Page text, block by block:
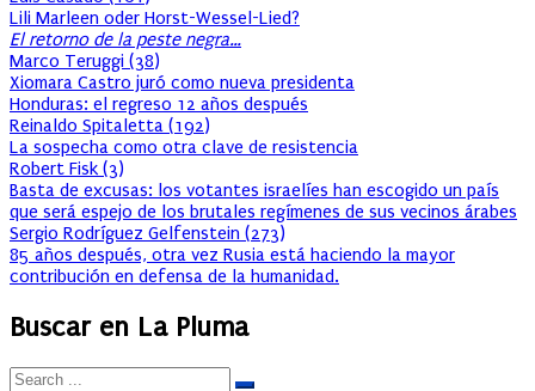
Lili Marleen oder Horst-Wessel-Lied?
El retorno de la peste negra…
Marco Teruggi (38)
Xiomara Castro juró como nueva presidenta
Honduras: el regreso 12 años después
Reinaldo Spitaletta (192)
La sospecha como otra clave de resistencia
Robert Fisk (3)
Basta de excusas: los votantes israelíes han escogido un país
que será espejo de los brutales regímenes de sus vecinos árabes
Sergio Rodríguez Gelfenstein (273)
85 años después, otra vez Rusia está haciendo la mayor
contribución en defensa de la humanidad.
Buscar en La Pluma